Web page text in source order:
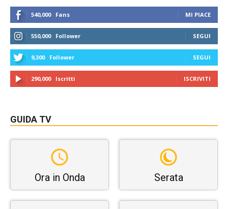
540,000 Fans MI PIACE
550,000 Follower SEGUI
9,300 Follower SEGUI
290,000 Iscritti ISCRIVITI
GUIDA TV
Ora in Onda Serata